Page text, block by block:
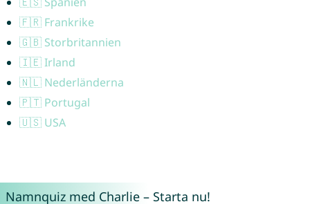
🇫🇷 Frankrike
🇬🇧 Storbritannien
🇮🇪 Irland
🇳🇱 Nederländerna
🇵🇹 Portugal
🇺🇸 USA
Namnquiz med Charlie – Starta nu!